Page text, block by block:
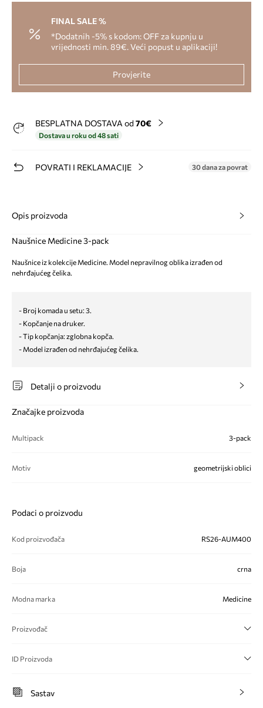
FINAL SALE %
*Dodatnih -5% s kodom: OFF za kupnju u
vrijednosti min. 89€. Veći popust u aplikaciji!
Provjerite
BESPLATNA DOSTAVA od 70€
Dostava u roku od 48 sati
POVRATI I REKLAMACIJE 30 dana za povrat
Opis proizvoda
Naušnice Medicine 3-pack
Naušnice iz kolekcije Medicine. Model nepravilnog oblika izrađen od
nehrđajućeg čelika.
- Broj komada u setu: 3.
- Kopčanje na druker.
- Tip kopčanja: zglobna kopča.
- Model izrađen od nehrđajućeg čelika.
Detalji o proizvodu
Značajke proizvoda
Multipack 3-pack
Motiv geometrijski oblici
Podaci o proizvodu
Kod proizvođača RS26-AUM400
Boja crna
Modna marka Medicine
Proizvođač
ID Proizvoda
Sastav